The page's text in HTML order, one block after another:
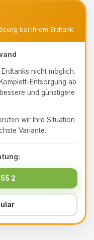
bei Ihrem Erdtank.
nicht möglich.
Entsorgung ab
und günstigere
wir Ihre Situation
Variante.
2